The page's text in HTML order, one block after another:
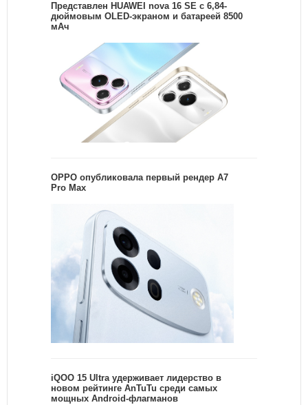
Представлен HUAWEI nova 16 SE с 6,84-
дюймовым OLED-экраном и батареей 8500
мАч
OPPO опубликовала первый рендер A7
Pro Max
iQOO 15 Ultra удерживает лидерство в
новом рейтинге AnTuTu среди самых
мощных Android-флагманов